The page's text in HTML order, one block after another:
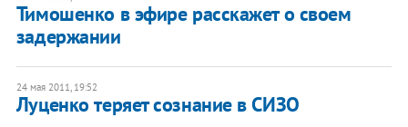
​Тимошенко в эфире расскажет о своем
задержании
24 мая 2011, 19:52
Луценко теряет сознание в СИЗО